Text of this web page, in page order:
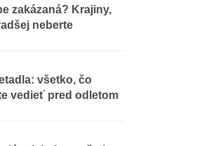
zakázaná? Krajiny,
neberte
všetko, čo
vedieť pred odletom